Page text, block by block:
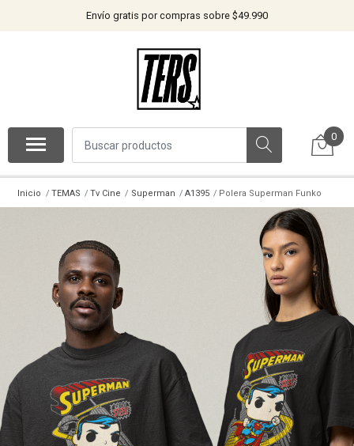
Envío gratis por compras sobre $49.990
0
Inicio TEMAS Tv Cine Superman A1395 Polera Superman Funko